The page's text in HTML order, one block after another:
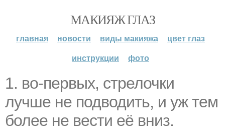
МАКИЯЖ ГЛАЗ
главная новости виды макияжа
цвет глаз
инструкции
фото
1. во-первых, стрелочки
лучше не подводить, и уж тем
более не вести её вниз.